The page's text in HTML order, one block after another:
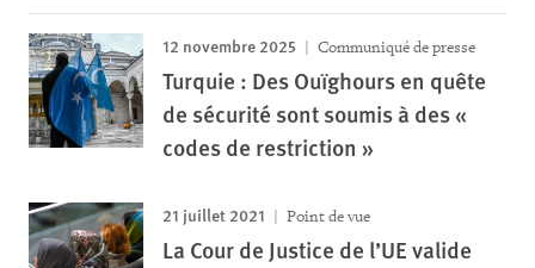
12 novembre 2025 Communiqué de presse
Turquie : Des Ouïghours en quête
de sécurité sont soumis à des «
codes de restriction »
21 juillet 2021 Point de vue
La Cour de Justice de l’UE valide